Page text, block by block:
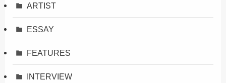
ARTIST
ESSAY
FEATURES
INTERVIEW